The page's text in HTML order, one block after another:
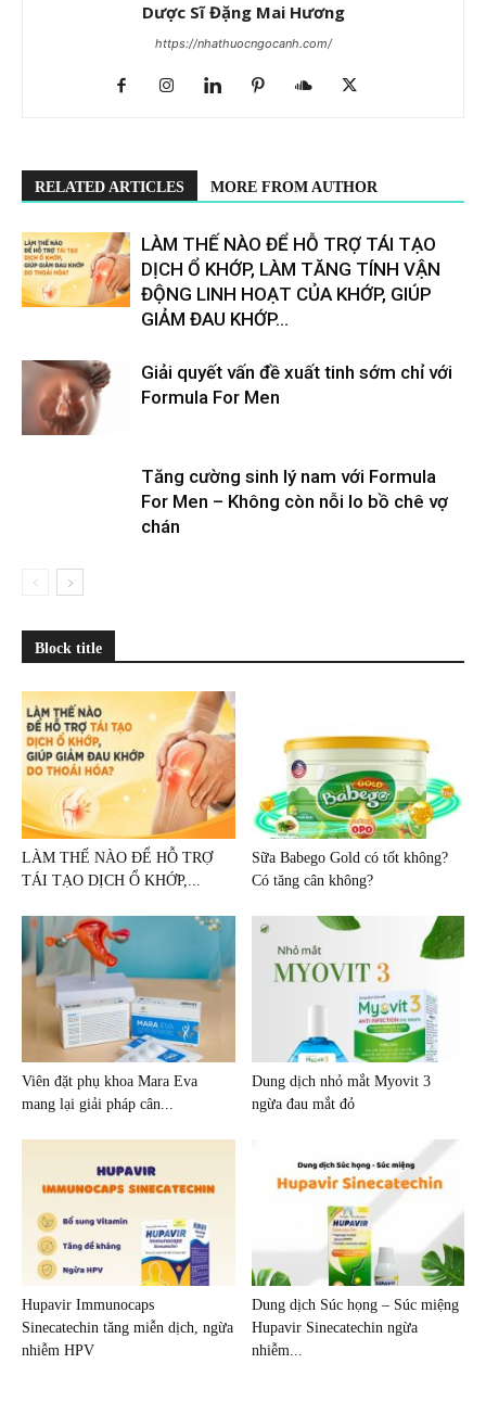
Dược Sĩ Đặng Mai Hương
https://nhathuocngocanh.com/
RELATED ARTICLES MORE FROM AUTHOR
LÀM THẾ NÀO ĐỂ HỖ TRỢ TÁI TẠO
DỊCH Ổ KHỚP, LÀM TĂNG TÍNH VẬN
ĐỘNG LINH HOẠT CỦA KHỚP, GIÚP
GIẢM ĐAU KHỚP...
Giải quyết vấn đề xuất tinh sớm chỉ với
Formula For Men
Tăng cường sinh lý nam với Formula
For Men – Không còn nỗi lo bồ chê vợ
chán
Block title
LÀM THẾ NÀO ĐỂ HỖ TRỢ
TÁI TẠO DỊCH Ổ KHỚP,...
Sữa Babego Gold có tốt không?
Có tăng cân không?
Viên đặt phụ khoa Mara Eva
mang lại giải pháp cân...
Dung dịch nhỏ mắt Myovit 3
ngừa đau mắt đỏ
Hupavir Immunocaps
Sinecatechin tăng miễn dịch, ngừa
nhiễm HPV
Dung dịch Súc họng – Súc miệng
Hupavir Sinecatechin ngừa
nhiễm...